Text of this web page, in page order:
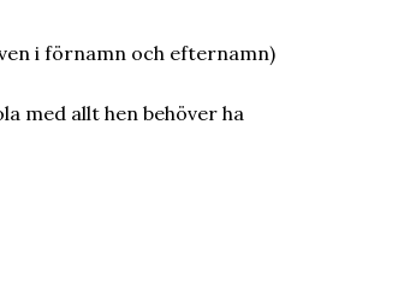
i förnamn och efternamn)
med allt hen behöver ha